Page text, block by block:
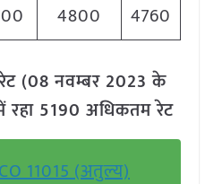
4800 4760
(08 नवम्बर 2023 के
रहा 5190 अधिकतम रेट
11015 (अतुल्य)